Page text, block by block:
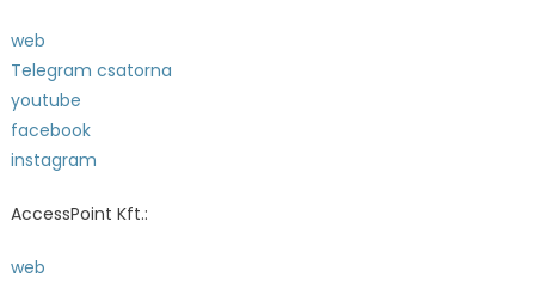
web
Telegram csatorna
youtube
facebook
instagram
AccessPoint Kft.:
web